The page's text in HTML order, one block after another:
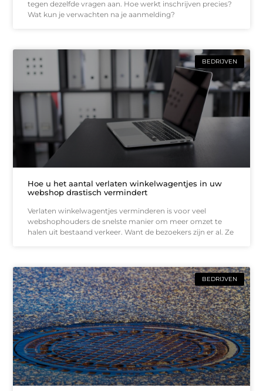
tegen dezelfde vragen aan. Hoe werkt inschrijven precies?
Wat kun je verwachten na je aanmelding?
BEDRIJVEN
Hoe u het aantal verlaten winkelwagentjes in uw
webshop drastisch vermindert
Verlaten winkelwagentjes verminderen is voor veel
webshophouders de snelste manier om meer omzet te
halen uit bestaand verkeer. Want de bezoekers zijn er al. Ze
BEDRIJVEN